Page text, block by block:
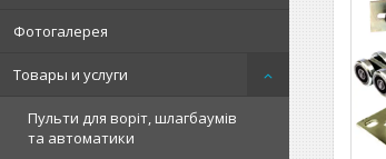
Фотогалерея
Товары и услуги
Пульти для воріт, шлагбаумів
та автоматики